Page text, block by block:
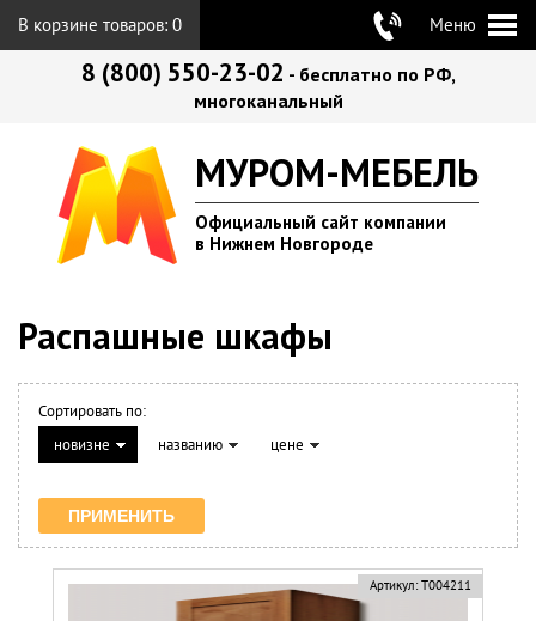
В корзине товаров: 0 Меню
8 (800) 550-23-02 - бесплатно по РФ,
многоканальный
МУРОМ-МЕБЕЛЬ
Официальный сайт компании
в Нижнем Новгороде
Распашные шкафы
Сортировать по:
новизне
названию цене
Артикул: Т004211